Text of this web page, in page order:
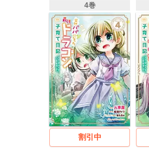
4巻
割引中